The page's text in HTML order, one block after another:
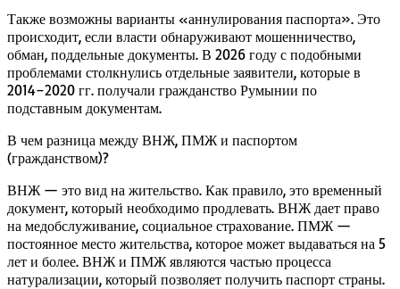
Также возможны варианты «аннулирования паспорта». Это
происходит, если власти обнаруживают мошенничество,
обман, поддельные документы. В 2026 году с подобными
проблемами столкнулись отдельные заявители, которые в
2014–2020 гг. получали гражданство Румынии по
подставным документам.
В чем разница между ВНЖ, ПМЖ и паспортом
(гражданством)?
ВНЖ — это вид на жительство. Как правило, это временный
документ, который необходимо продлевать. ВНЖ дает право
на медобслуживание, социальное страхование. ПМЖ —
постоянное место жительства, которое может выдаваться на 5
лет и более. ВНЖ и ПМЖ являются частью процесса
натурализации, который позволяет получить паспорт страны.